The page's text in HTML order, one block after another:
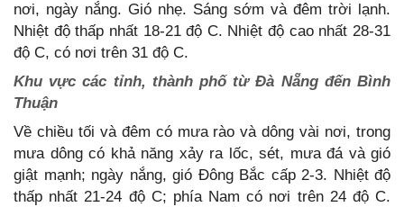
nơi, ngày nắng. Gió nhẹ. Sáng sớm và đêm trời lạnh.
Nhiệt độ thấp nhất 18-21 độ C. Nhiệt độ cao nhất 28-31
độ C, có nơi trên 31 độ C.
Khu vực các tỉnh, thành phố từ Đà Nẵng đến Bình
Thuận
Về chiều tối và đêm có mưa rào và dông vài nơi, trong
mưa dông có khả năng xảy ra lốc, sét, mưa đá và gió
giật mạnh; ngày nắng, gió Đông Bắc cấp 2-3. Nhiệt độ
thấp nhất 21-24 độ C; phía Nam có nơi trên 24 độ C.